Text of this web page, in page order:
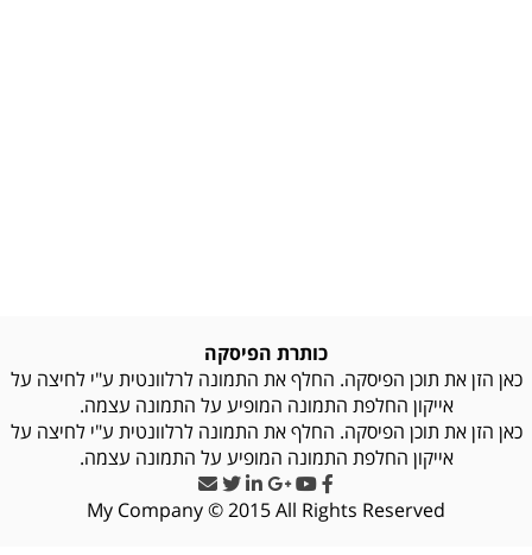
כותרת הפיסקה
כאן הזן את תוכן הפיסקה. החלף את התמונה לרלוונטית ע"י לחיצה על
אייקון החלפת התמונה המופיע על התמונה עצמה.
כאן הזן את תוכן הפיסקה. החלף את התמונה לרלוונטית ע"י לחיצה על
אייקון החלפת התמונה המופיע על התמונה עצמה.
My Company © 2015 All Rights Reserved